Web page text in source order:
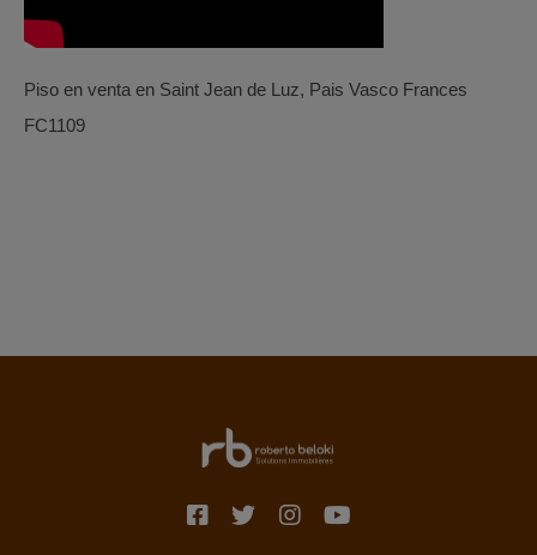
Piso en venta en Saint Jean de Luz, Pais Vasco Frances
FC1109